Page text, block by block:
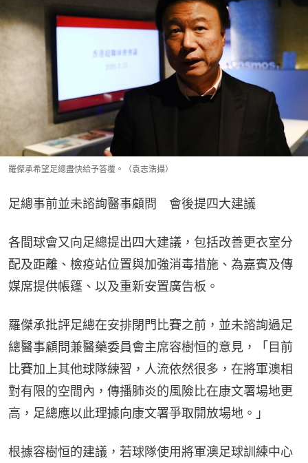
羅傑承希望足總盡快給予答覆。（袁志浩攝）
足總事前並未諮詢醫事顧問　會後提四大建議
各間球會又向足總提出四大建議，包括改善更衣室分
配及距離、檢疫站位置與加強消毒措施、為嘉賓及傳
媒席提供帳篷、以及重新安置廣告板。
羅傑承批評足總在安排閉門比賽之前，並未諮詢過足
總醫事顧問兼醫藥委員會主席容樹恒的意見，「目前
比賽加上其他球隊練習，人流依然很多，在將軍澳相
對有限的空間內，傳播肺炎的風險比在康文署場地更
高，足總應以此理據向康文署爭取開放場地。」
根據容樹恒的建議，若球隊使用將軍澳足球訓練中心